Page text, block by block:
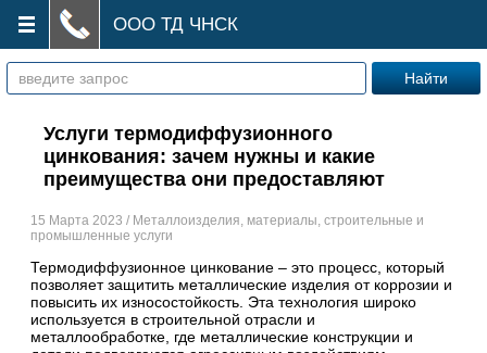
ООО ТД ЧНСК
Услуги термодиффузионного
цинкования: зачем нужны и какие
преимущества они предоставляют
15 Марта 2023 / Металлоизделия, материалы, строительные и
промышленные услуги
Термодиффузионное цинкование – это процесс, который
позволяет защитить металлические изделия от коррозии и
повысить их износостойкость. Эта технология широко
используется в строительной отрасли и
металлообработке, где металлические конструкции и